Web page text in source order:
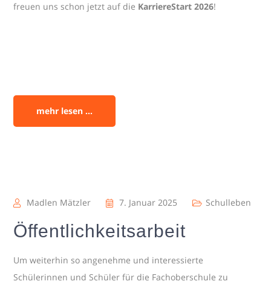
freuen uns schon jetzt auf die KarriereStart 2026!
mehr lesen ...
Madlen Mätzler 7. Januar 2025 Schulleben
Öffentlichkeitsarbeit
Um weiterhin so angenehme und interessierte
Schülerinnen und Schüler für die Fachoberschule zu